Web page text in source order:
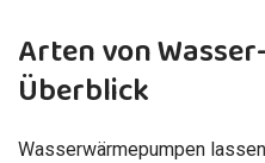
Arten von
Überblick
Wasserwärmepumpen